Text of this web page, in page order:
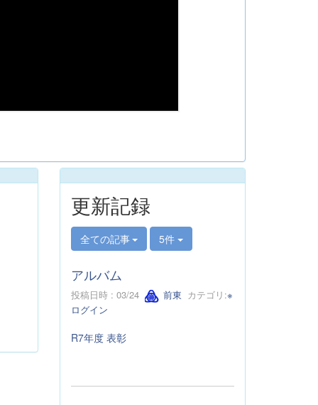
更新記録
全ての記事 5件
アルバム
投稿日時 : 03/24 前東 カテゴリ:※
ログイン
R7年度 表彰